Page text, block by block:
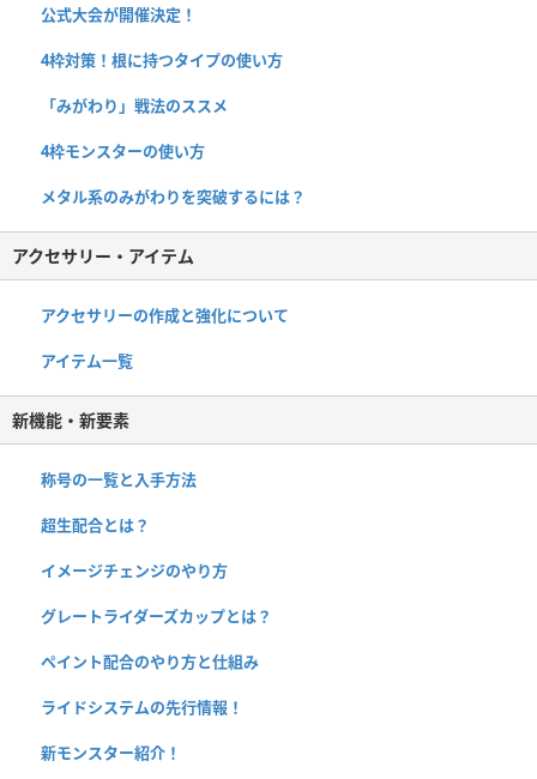
公式大会が開催決定！
4枠対策！根に持つタイプの使い方
「みがわり」戦法のススメ
4枠モンスターの使い方
メタル系のみがわりを突破するには？
アクセサリー・アイテム
アクセサリーの作成と強化について
アイテム一覧
新機能・新要素
称号の一覧と入手方法
超生配合とは？
イメージチェンジのやり方
グレートライダーズカップとは？
ペイント配合のやり方と仕組み
ライドシステムの先行情報！
新モンスター紹介！